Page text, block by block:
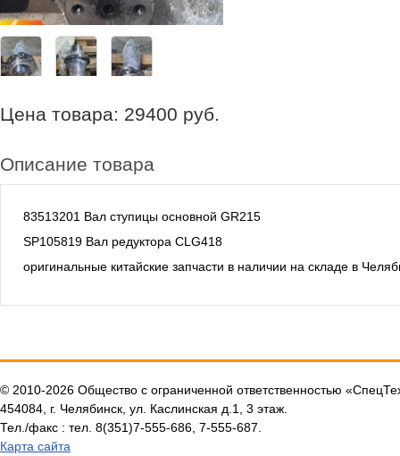
Цена товара: 29400 руб.
Описание товара
83513201 Вал ступицы основной GR215
SP105819 Вал редуктора CLG418
оригинальные китайские запчасти в наличии на складе в
© 2010-2026 Общество с ограниченной ответственностью
454084, г. Челябинск, ул. Каслинская д.1, 3 этаж.
Тел./факс : тел. 8(351)7-555-686, 7-555-687.
Карта сайта